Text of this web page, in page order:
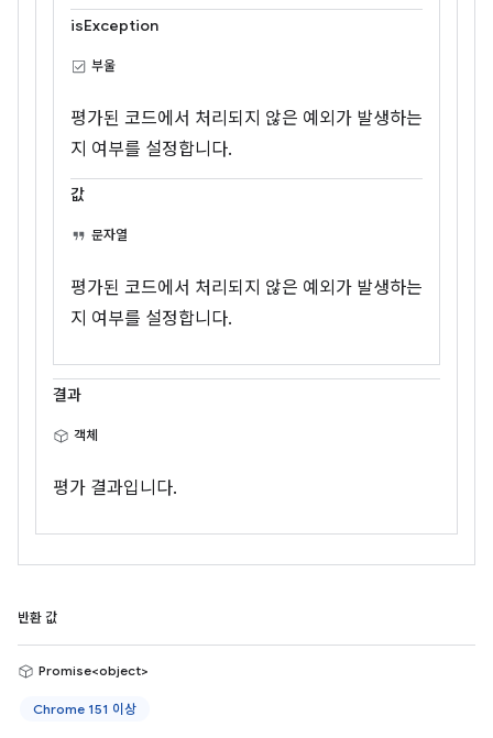
isException
부울
평가된 코드에서 처리되지 않은 예외가 발생하는
지 여부를 설정합니다.
값
문자열
평가된 코드에서 처리되지 않은 예외가 발생하는
지 여부를 설정합니다.
결과
객체
평가 결과입니다.
반환 값
Promise<object>
Chrome 151 이상